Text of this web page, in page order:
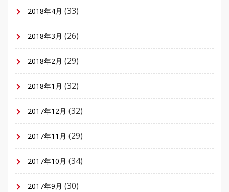
2018年4月 (33)
2018年3月 (26)
2018年2月 (29)
2018年1月 (32)
2017年12月 (32)
2017年11月 (29)
2017年10月 (34)
2017年9月 (30)